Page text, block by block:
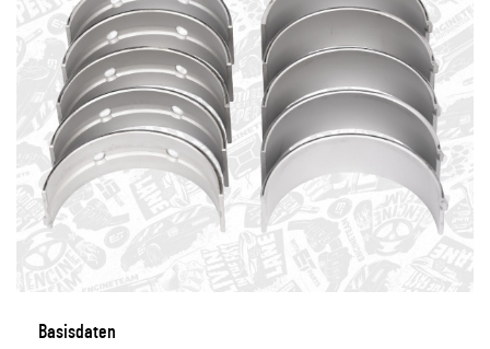
Basisdaten